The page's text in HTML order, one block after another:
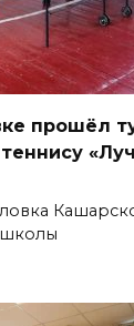
прошёл
школы